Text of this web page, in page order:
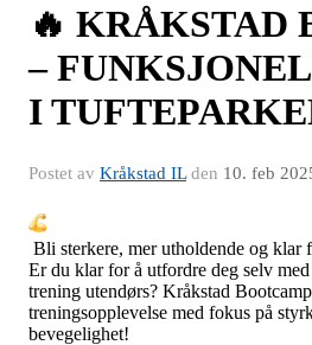
🔥 KRÅKSTAD
–
I
Postet av Kråkstad ILden 10. feb
Bli sterkere, mer utholdende og klar
Er du klar for å utfordre deg selv
trening utendørs? Kråkstad
treningsopplevelse med fokus på
bevegelighet!